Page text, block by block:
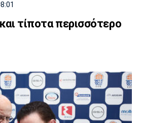
τίποτα περισσότερο